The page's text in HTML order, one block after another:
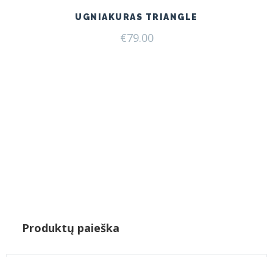
UGNIAKURAS TRIANGLE
€79.00
Produktų paieška